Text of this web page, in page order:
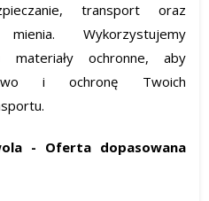
transport oraz
Wykorzystujemy
ochronne, aby
i ochronę Twoich
- Oferta dopasowana